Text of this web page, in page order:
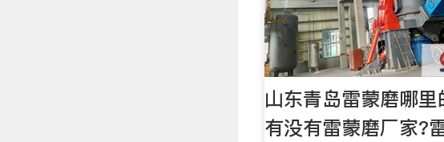
山东青岛雷蒙磨哪
有没有雷蒙磨厂家?